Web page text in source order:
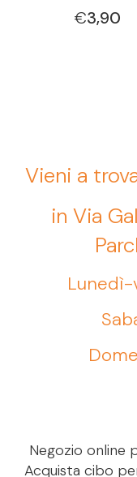
€3,90
Vieni a
in Via
Lunedì-
Negozio online
Acquista cibo